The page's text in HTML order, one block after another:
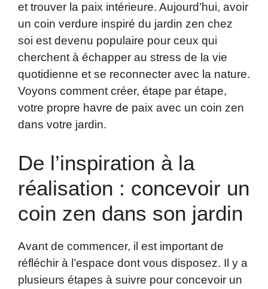
et trouver la paix intérieure. Aujourd’hui, avoir
un coin verdure inspiré du jardin zen chez
soi est devenu populaire pour ceux qui
cherchent à échapper au stress de la vie
quotidienne et se reconnecter avec la nature.
Voyons comment créer, étape par étape,
votre propre havre de paix avec un coin zen
dans votre jardin.
De l’inspiration à la
réalisation : concevoir un
coin zen dans son jardin
Avant de commencer, il est important de
réfléchir à l’espace dont vous disposez. Il y a
plusieurs étapes à suivre pour concevoir un